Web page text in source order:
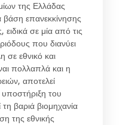
της Ελλάδας
βάση επανεκκίνησης
ειδικά σε μία από τις
που διανύει
εθνικό και
πολλαπλά και η
αποτελεί
υποστήριξη του
βαριά βιομηχανία
της εθνικής